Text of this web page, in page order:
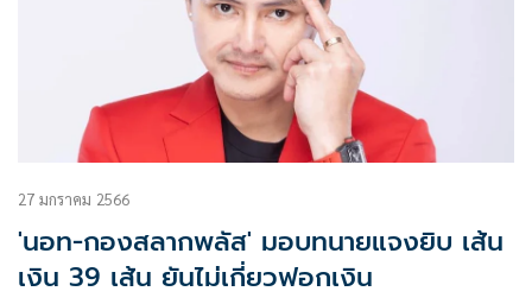
27 มกราคม 2566
'นอท-กองสลากพลัส' มอบทนายแจงยิบ เส้น
เงิน 39 เส้น ยันไม่เกี่ยวฟอกเงิน